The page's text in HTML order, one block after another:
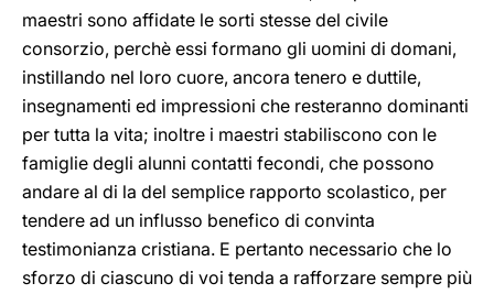
maestri sono affidate le sorti stesse del civile
consorzio, perchè essi formano gli uomini di domani,
instillando nel loro cuore, ancora tenero e duttile,
insegnamenti ed impressioni che resteranno dominanti
per tutta la vita; inoltre i maestri stabiliscono con le
famiglie degli alunni contatti fecondi, che possono
andare al di la del semplice rapporto scolastico, per
tendere ad un influsso benefico di convinta
testimonianza cristiana. E pertanto necessario che lo
sforzo di ciascuno di voi tenda a rafforzare sempre più